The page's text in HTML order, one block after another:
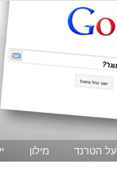
על הטרנד מילון